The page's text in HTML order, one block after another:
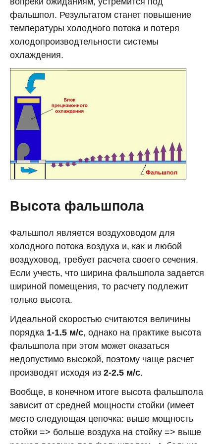
фальшпол. Результатом станет повышение
температуры холодного потока и потеря
холодопроизводтельности системы
охлаждения.
Высота фальшпола
Фальшпол является воздуховодом для
холодного потока воздуха и, как и любой
воздуховод, требует расчета своего сечения.
Если учесть, что ширина фальшпола задается
шириной помещения, то расчету подлежит
только высота.
Идеальной скоростью считаются величины
порядка 1-1.5 м/с, однако на практике высота
фальшпола при этом может оказаться
недопустимо высокой, поэтому чаще расчет
производят исходя из 2-2.5 м/с.
Вообще, в конечном итоге высота фальшпола
зависит от средней мощности стойки (имеет
место следующая цепочка: выше мощность
стойки => больше воздуха на стойку => выше